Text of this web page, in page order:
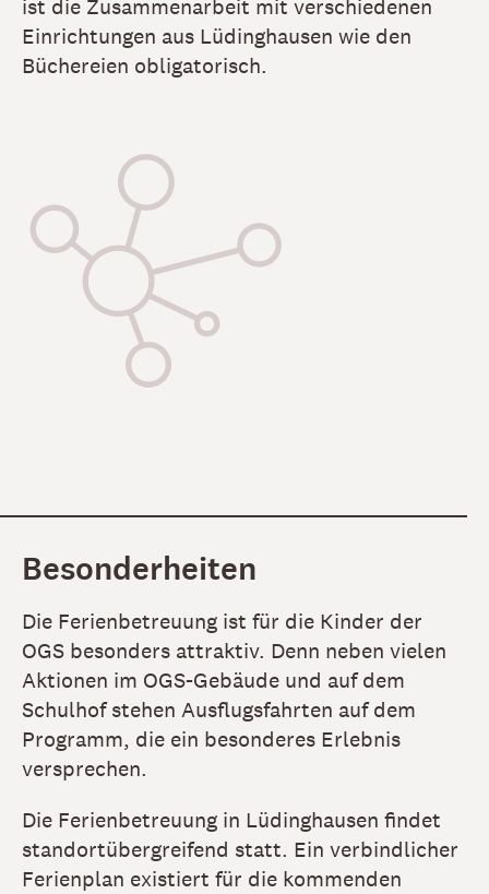
ist die Zusammenarbeit mit verschiedenen
Einrichtungen aus Lüdinghausen wie den
Büchereien obligatorisch.
Besonderheiten
Die Ferienbetreuung ist für die Kinder der
OGS besonders attraktiv. Denn neben vielen
Aktionen im OGS-Gebäude und auf dem
Schulhof stehen Ausflugsfahrten auf dem
Programm, die ein besonderes Erlebnis
versprechen.
Die Ferienbetreuung in Lüdinghausen findet
standortübergreifend statt. Ein verbindlicher
Ferienplan existiert für die kommenden